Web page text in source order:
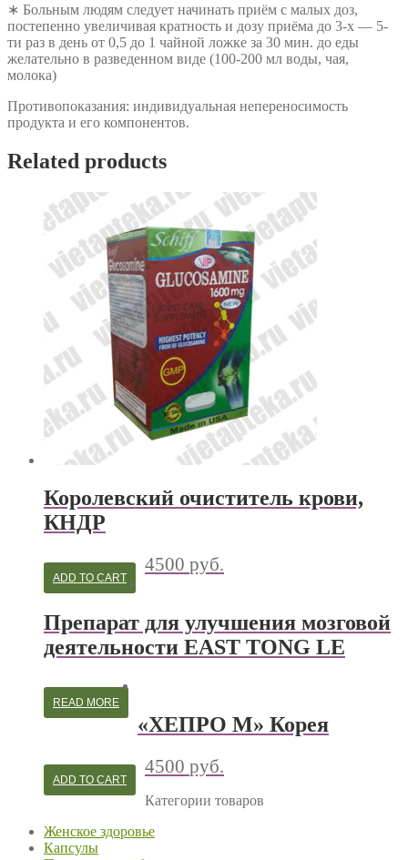
​∗ Больным людям следует начинать приём с малых доз,
постепенно увеличивая кратность и дозу приёма до 3-х — 5-
ти раз в день от 0,5 до 1 чайной ложке за 30 мин. до еды
желательно в разведенном виде (100-200 мл воды, чая,
молока)
Противопоказания: индивидуальная непереносимость
продукта и его компонентов.
Related products
Королевский очиститель крови,
КНДР
4500 руб.
ADD TO CART
Препарат для улучшения мозговой
деятельности EAST TONG LE
READ MORE
«ХЕПРО М» Корея
4500 руб.
ADD TO CART
Категории товаров
Женское здоровье
Капсулы